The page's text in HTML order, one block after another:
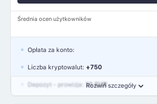
Średnia ocen użytkowników
Rozwiń szczegóły
Opłata za konto:
Liczba kryptowalut: +750
Depozyt - prowizja: 10 EUR